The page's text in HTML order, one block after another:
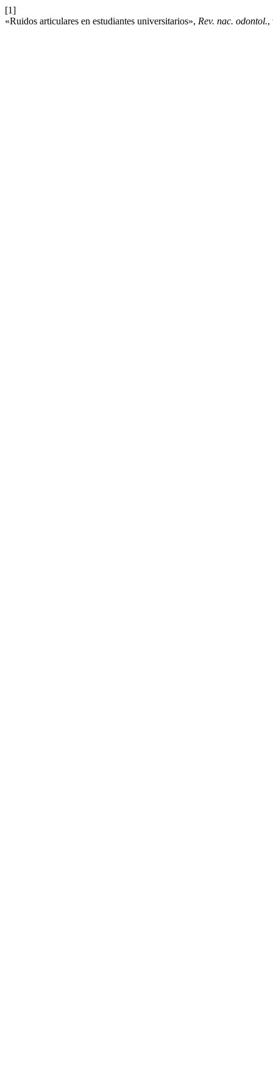
[1]
«Ruidos articulares en estudiantes universitarios», Rev. nac. odontol.,